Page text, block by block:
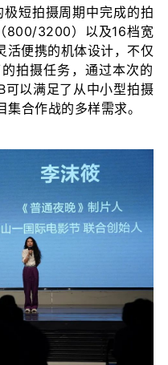
短拍摄周期中完成的拍
800/3200）以及16档宽
活便携的机体设计，不仅
拍摄任务，通过本次的
可以满足了从中小型拍摄
合作战的多样需求。